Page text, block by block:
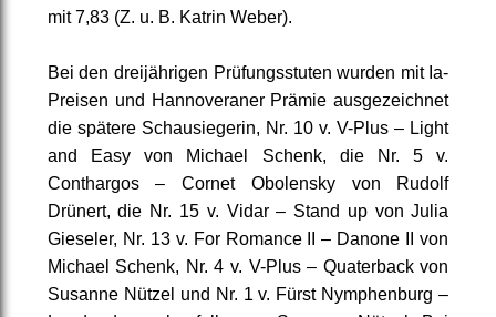
mit 7,83 (Z. u. B. Katrin Weber).
Bei den dreijährigen Prüfungsstuten wurden mit Ia-
Preisen und Hannoveraner Prämie ausgezeichnet
die spätere Schausiegerin, Nr. 10 v. V-Plus – Light
and Easy von Michael Schenk, die Nr. 5 v.
Conthargos – Cornet Obolensky von Rudolf
Drünert, die Nr. 15 v. Vidar – Stand up von Julia
Gieseler, Nr. 13 v. For Romance II – Danone II von
Michael Schenk, Nr. 4 v. V-Plus – Quaterback von
Susanne Nützel und Nr. 1 v. Fürst Nymphenburg –